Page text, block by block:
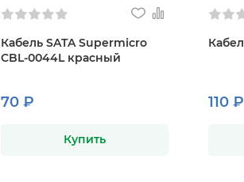
Кабель SATA Supermicro
CBL-0044L красный
70 ₽
Купить
110 ₽